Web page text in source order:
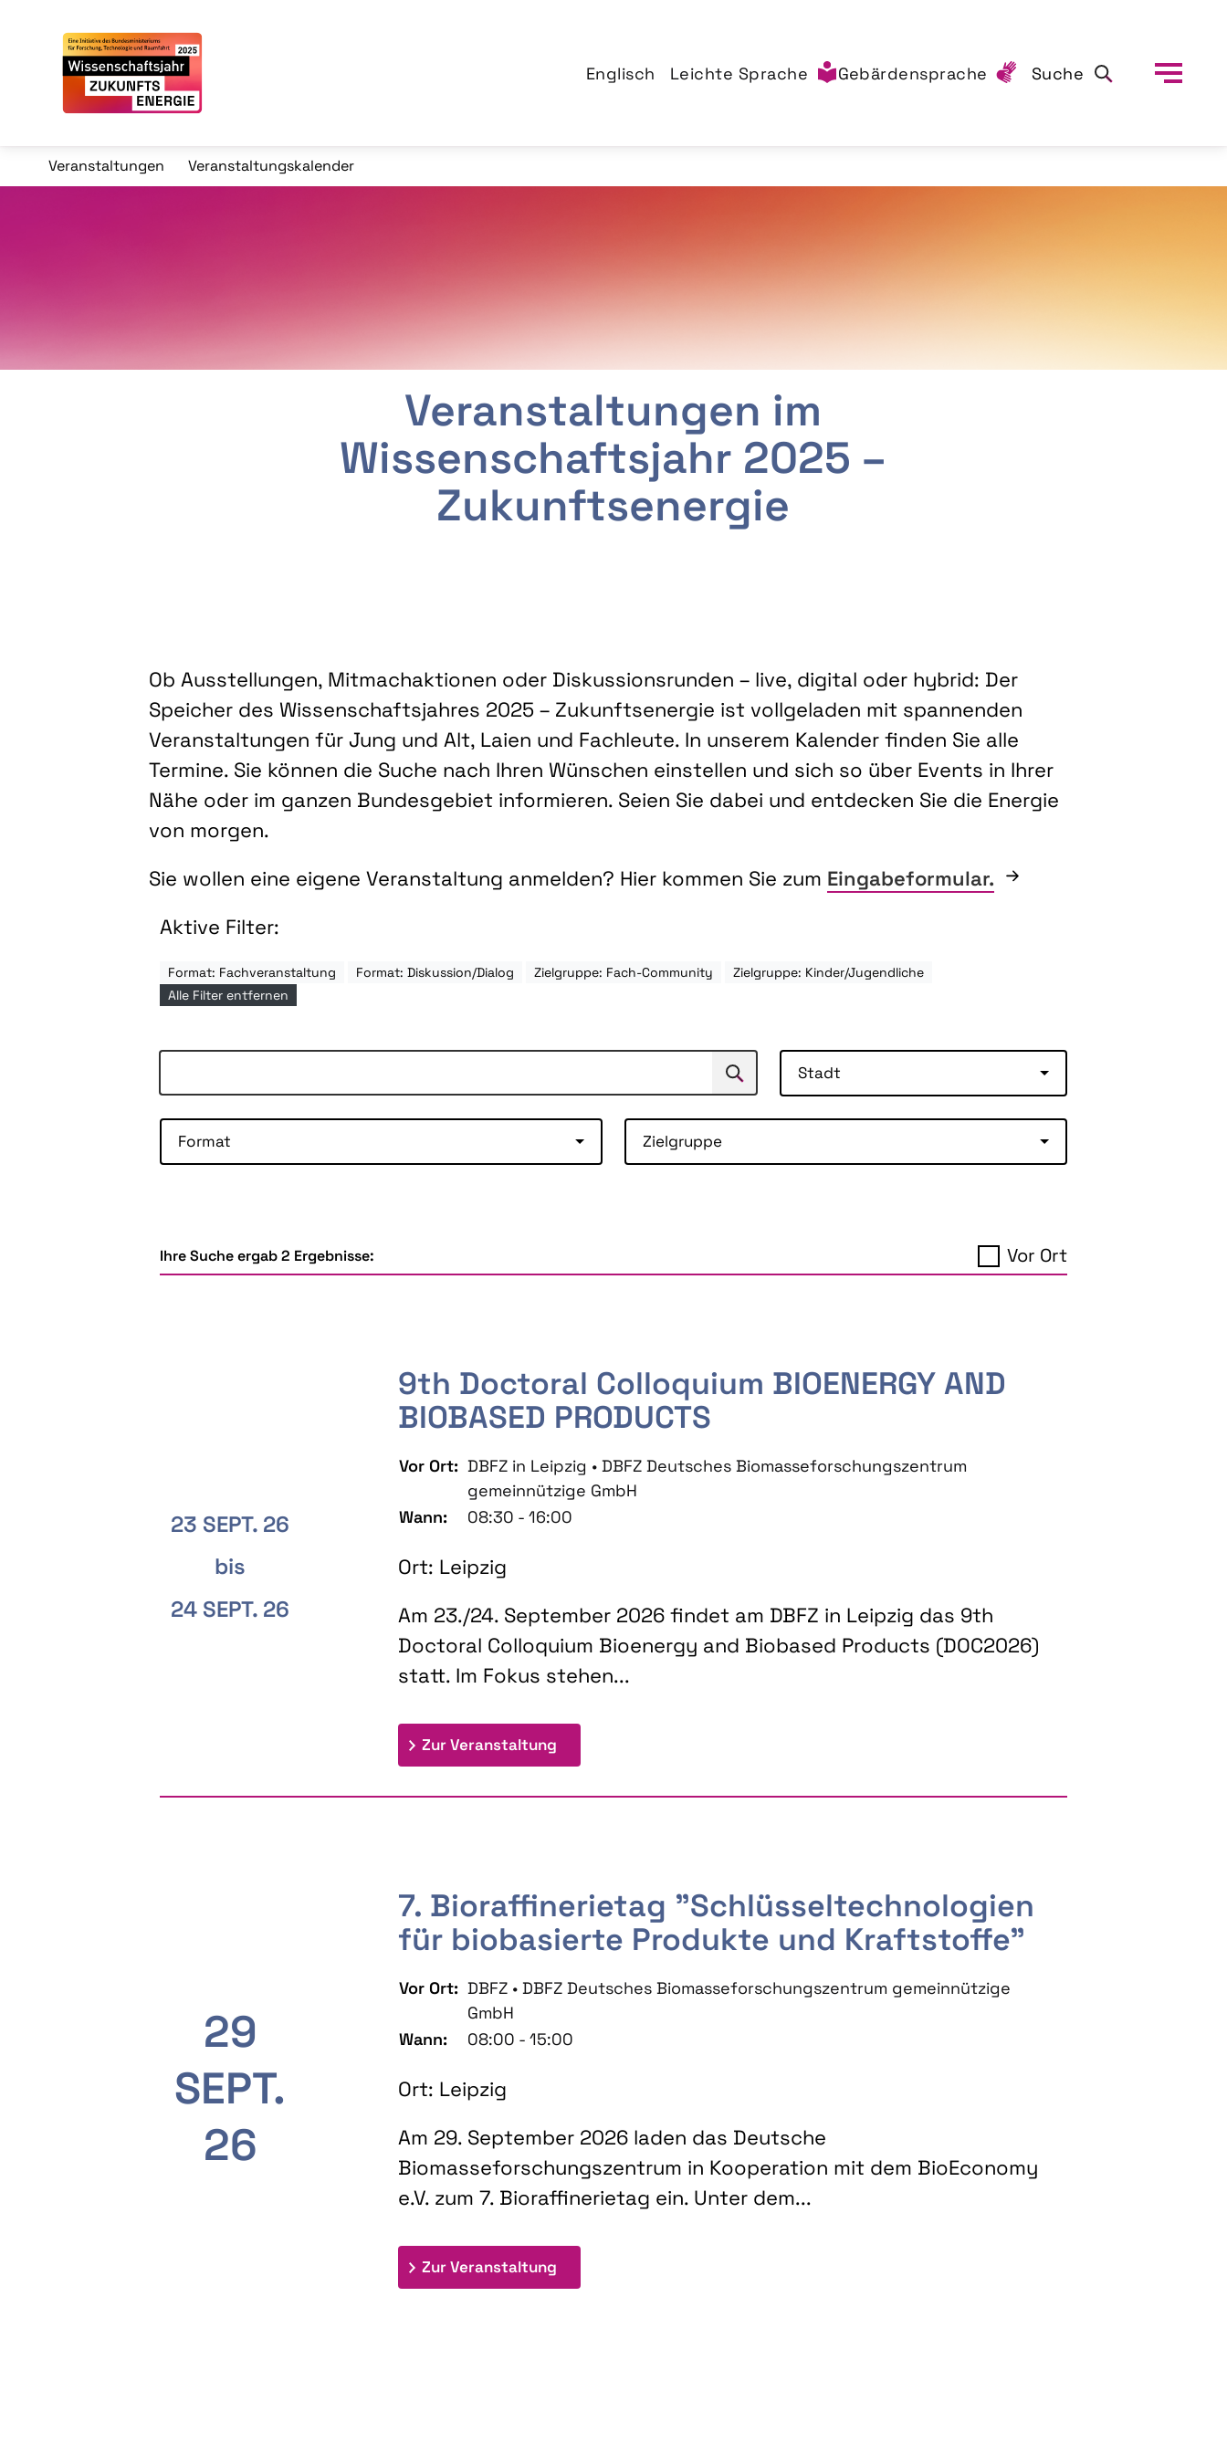
Englisch Leichte Sprache Gebärdensprache Suche
Veranstaltungen Veranstaltungskalender
Veranstaltungen im
Wissenschaftsjahr 2025 –
Zukunftsenergie
Ob Ausstellungen, Mitmachaktionen oder Diskussionsrunden – live, digital oder hybrid: Der
Speicher des Wissenschaftsjahres 2025 – Zukunftsenergie ist vollgeladen mit spannenden
Veranstaltungen für Jung und Alt, Laien und Fachleute. In unserem Kalender finden Sie alle
Termine. Sie können die Suche nach Ihren Wünschen einstellen und sich so über Events in Ihrer
Nähe oder im ganzen Bundesgebiet informieren. Seien Sie dabei und entdecken Sie die Energie
von morgen.
Sie wollen eine eigene Veranstaltung anmelden? Hier kommen Sie zum Eingabeformular.
Aktive Filter:
Format: Fachveranstaltung Format: Diskussion/Dialog Zielgruppe: Fach-Community
Zielgruppe: Kinder/Jugendliche
Alle Filter entfernen
Suchen Stadt
Format Zielgruppe
Ihre Suche ergab 2 Ergebnisse: Vor Ort
23 SEPT. 26
bis
24 SEPT. 26
9th Doctoral Colloquium BIOENERGY AND
BIOBASED PRODUCTS
Vor Ort: DBFZ in Leipzig • DBFZ Deutsches Biomasseforschungszentrum
gemeinnützige GmbH
Wann:
08:30 - 16:00
Ort: Leipzig
Am 23./24. September 2026 findet am DBFZ in Leipzig das 9th
Doctoral Colloquium Bioenergy and Biobased Products (DOC2026)
statt. Im Fokus stehen...
Zur Veranstaltung: 9th Doctoral Colloquium BIOENERGY AND BIOBASED PRODUCTS
29
SEPT.
26
7. Bioraffinerietag "Schlüsseltechnologien
für biobasierte Produkte und Kraftstoffe"
Vor Ort: DBFZ • DBFZ Deutsches Biomasseforschungszentrum gemeinnützige
GmbH
Wann:
08:00 - 15:00
Ort: Leipzig
Am 29. September 2026 laden das Deutsche
Biomasseforschungszentrum in Kooperation mit dem BioEconomy
e.V. zum 7. Bioraffinerietag ein. Unter dem...
Zur Veranstaltung: 7. Bioraffinerietag "Schlüsseltechnologien für biobasierte Produkte und Kraftstoffe"